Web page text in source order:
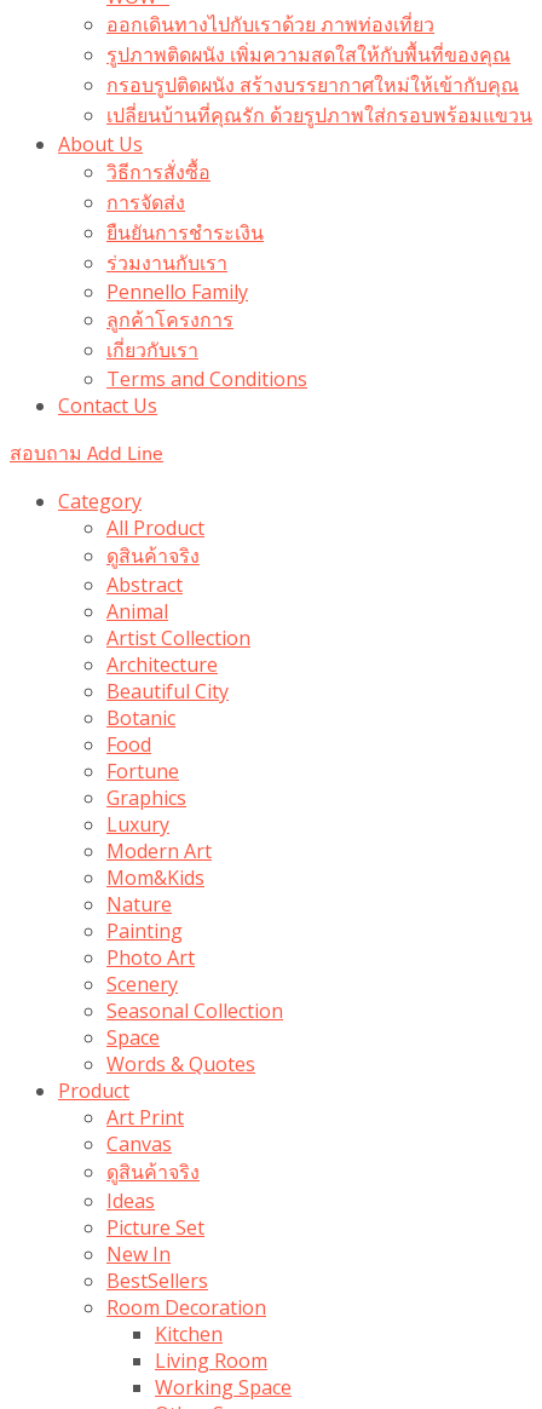
ออกเดินทางไปกับเราด้วย ภาพท่องเที่ยว
รูปภาพติดผนัง เพิ่มความสดใสให้กับพื้นที่ของคุณ
กรอบรูปติดผนัง สร้างบรรยากาศใหม่ให้เข้ากับคุณ
เปลี่ยนบ้านที่คุณรัก ด้วยรูปภาพใส่กรอบพร้อมแขวน​
About Us
วิธีการสั่งซื้อ
การจัดส่ง
ยืนยันการชำระเงิน
ร่วมงานกับเรา
Pennello Family
ลูกค้าโครงการ
เกี่ยวกับเรา
Terms and Conditions
Contact Us
สอบถาม Add Line
Category
All Product
ดูสินค้าจริง
Abstract
Animal
Artist Collection
Architecture
Beautiful City
Botanic
Food
Fortune
Graphics
Luxury
Modern Art
Mom&Kids
Nature
Painting
Photo Art
Scenery
Seasonal Collection
Space
Words & Quotes
Product
Art Print
Canvas
ดูสินค้าจริง
Ideas
Picture Set
New In
BestSellers
Room Decoration
Kitchen
Living Room
Working Space